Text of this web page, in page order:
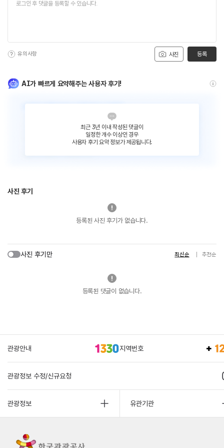
사진
유의사항 등록
AI가 빠르게 요약해주는 사용자 후기!
최근 3년 이내 작성된 댓글이
일정한 개수 이상인 경우
사용자 후기 요약 정보가 제공됩니다.
사진 후기
등록된 사진 후기가 없습니다.
사진 후기만 최신순 추천순
등록된 댓글이 없습니다.
관광안내 지역번호
관광정보 수정/신규요청
관광정보 유관기관